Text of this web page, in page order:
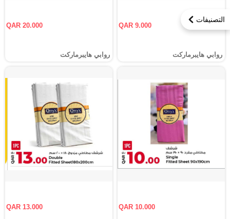
التصنيفات
QAR 9.000
روابي هايبرماركت
QAR 20.000
روابي هايبرماركت
QAR 10.000
QAR 13.000